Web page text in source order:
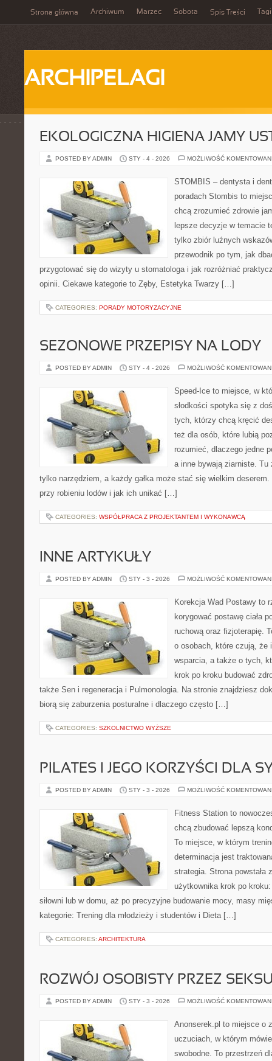
Strona główna Archiwum Marzec Sobota Spis Treści Tagi
ARCHIPELAGI
EKOLOGICZNA HIGIENA JAMY
POSTED BY ADMIN STY - 4 - 2026 MOŻLIWOŚĆ
STOMBIS – dentysta i
poradach Stombis to
chcą zrozumieć zdrowie
lepsze decyzje w temacie
tylko zbiór luźnych
przewodnik po tym, jak
przygotować się do wizyty u stomatologa i jak rozróżniać
opinii. Ciekawe kategorie to Zęby, Estetyka Twarzy […]
CATEGORIES: PORADY MOTORYZACYJNE
SEZONOWE PRZEPISY NA LODY
POSTED BY ADMIN STY - 4 - 2026 MOŻLIWOŚĆ
Speed-Ice to miejsce, w
słodkości spotyka się z
tych, którzy chcą kręcić
też dla osób, które lubią
rozumieć, dlaczego jedne
a inne bywają ziarniste.
tylko narzędziem, a każdy gałka może stać się wielkim deserem.
przy robieniu lodów i jak ich unikać […]
CATEGORIES: WSPÓŁPRACA Z PROJEKTANTEM I WYKONAWCĄ
INNE ARTYKUŁY
POSTED BY ADMIN STY - 3 - 2026 MOŻLIWOŚĆ
Korekcja Wad Postawy to
korygować postawę ciała
ruchową oraz fizjoterapię.
o osobach, które czują, że
wsparcia, a także o tych,
krok po kroku budować
także Sen i regeneracja i Pulmonologia. Na stronie znajdziesz
biorą się zaburzenia posturalne i dlaczego często […]
CATEGORIES: SZKOLNICTWO WYŻSZE
PILATES I JEGO KORZYŚCI DLA
POSTED BY ADMIN STY - 3 - 2026 MOŻLIWOŚĆ
Fitness Station to
chcą zbudować lepszą
To miejsce, w którym
determinacja jest
strategia. Strona
użytkownika krok po
siłowni lub w domu, aż po precyzyjne budowanie mocy, masy
kategorie: Trening dla młodzieży i studentów i Dieta […]
CATEGORIES: ARCHITEKTURA
ROZWÓJ OSOBISTY PRZEZ
POSTED BY ADMIN STY - 3 - 2026 MOŻLIWOŚĆ
Anonserek.pl to miejsce o
uczuciach, w którym
swobodne. To przestrzeń